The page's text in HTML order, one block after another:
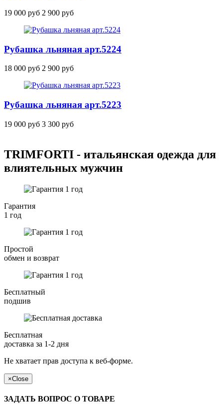
19 000 руб 2 900 руб
Рубашка льняная арт.5224
18 000 руб 2 900 руб
Рубашка льняная арт.5223
19 000 руб 3 300 руб
TRIMFORTI - итальянская одежда для
влиятельных мужчин
Гарантия
1 год
Простой
обмен и возврат
Бесплатный
подшив
Бесплатная
доставка за 1-2 дня
Не хватает прав доступа к веб-форме.
×Close
ЗАДАТЬ ВОПРОС О ТОВАРЕ